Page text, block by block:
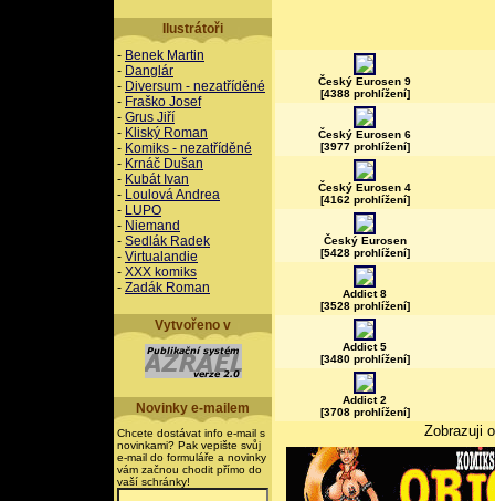
Ilustrátoři
- Benek Martin
- Danglár
- Diversum - nezatříděné
- Fraško Josef
- Grus Jiří
- Kliský Roman
- Komiks - nezatříděné
- Krnáč Dušan
- Kubát Ivan
- Loulová Andrea
- LUPO
- Niemand
- Sedlák Radek
- Virtualandie
- XXX komiks
- Zadák Roman
Vytvořeno v
Novinky e-mailem
Chcete dostávat info e-mail s
novinkami? Pak vepište svůj
e-mail do formuláře a novinky
vám začnou chodit přímo do
vaší schránky!
Český Eurosen 9
[4388 prohlížení]
Český Eurosen 6
[3977 prohlížení]
Český Eurosen 4
[4162 prohlížení]
Český Eurosen
[5428 prohlížení]
Addict 8
[3528 prohlížení]
Addict 5
[3480 prohlížení]
Addict 2
[3708 prohlížení]
Zobrazuji